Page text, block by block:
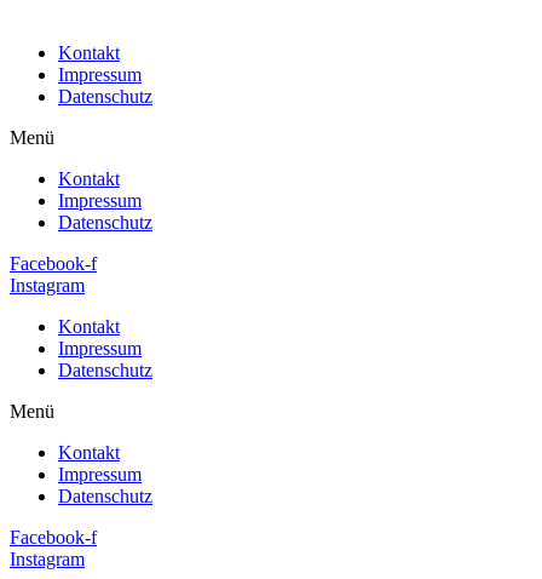
Kontakt
Impressum
Datenschutz
Menü
Kontakt
Impressum
Datenschutz
Facebook-f
Instagram
Kontakt
Impressum
Datenschutz
Menü
Kontakt
Impressum
Datenschutz
Facebook-f
Instagram